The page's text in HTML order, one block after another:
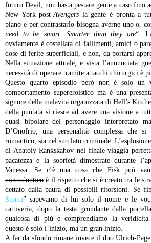
futuro Devil, non basta pestare gente a caso fino
New York post-Avengers la gente è pronta a
piano e per contrastarlo bisogna averne uno o,
need to be smart. Smarter than they are“.
ovviamente è costellata di fallimenti, amici o
dose di ferite superficiali, e non, da portarsi
Nella situazione attuale, e vista l’annunciata
necessità di operare tramite attacchi chirurgici è
Questo quarto episodio però non è solo un
comportamento supereroistico ma è una
signore della malavita organizzata di Hell’s
della puntata si riesce ad avere una visione a
quasi bipolare del personaggio interpretato
D’Onofrio, una personalità complessa che
romantico, sia nel suo lato criminale.
di Anatoly Rankskahov nel finale viaggia
pacatezza e la sobrietà dimostrate durante
Vanessa. Se c’è una cosa che Fisk può
mastodontico è il rispetto che si è creato tra le
dettato dalla paura di possibili ritorsioni. Se
Storm” sapevamo di lui solo il nome e le
cattiveria, dopo la testa grondante dalla
qualcosa di più e comprendiamo la
questo è solo l’inizio, ma un gran inizio.
A far da sfondo rimane invece il duo Ulrich-